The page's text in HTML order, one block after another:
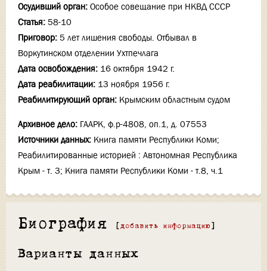
Осудивший орган: Особое совещание при НКВД СССР
Статья: 58-10
Приговор: 5 лет лишения свободы. Отбывал в
Воркутинском отделении Ухтпечлага
Дата освобождения: 16 октября 1942 г.
Дата реабилитации: 13 ноября 1956 г.
Реабилитирующий орган: Крымским областным судом
Архивное дело: ГААРК, ф.р-4808, оп.1, д. 07553
Источники данных: Книга памяти Республики Коми;
Реабилитированные историей : Автономная Республика
Крым - т. 3; Книга памяти Республики Коми - т.8, ч.1
Биография [ добавить информацию ]
Варианты данных